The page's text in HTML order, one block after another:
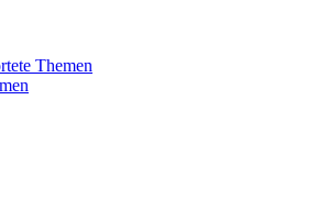
Themen